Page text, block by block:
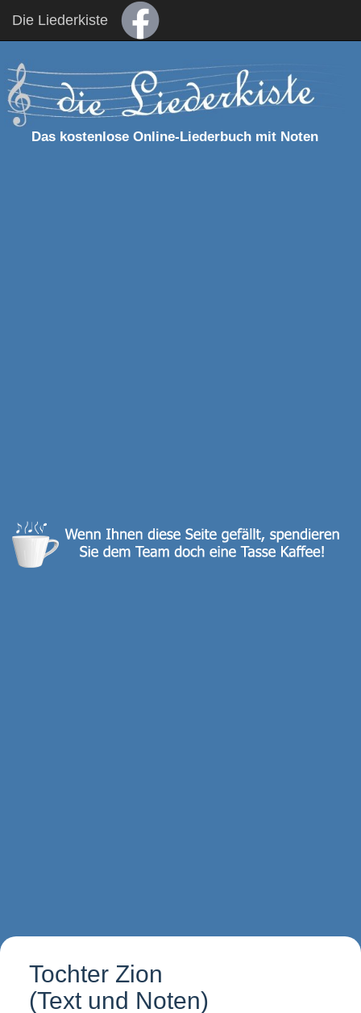
Die Liederkiste
Das kostenlose Online-Liederbuch mit Noten
Tochter Zion
(Text und Noten)